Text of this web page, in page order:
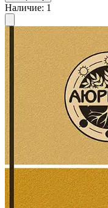
Наличие: 1